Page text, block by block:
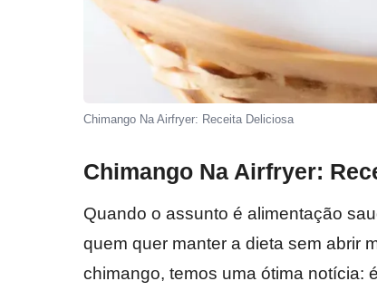
Chimango Na Airfryer: Receita Deliciosa
Chimango Na Airfryer:
Quando o assunto é alimentação
quem quer manter a dieta sem abrir
chimango, temos uma ótima notícia: